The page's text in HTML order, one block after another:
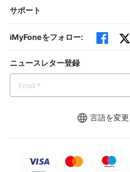
言語を変更
サポート
iMyFoneをフォロー:
ニュースレター登録